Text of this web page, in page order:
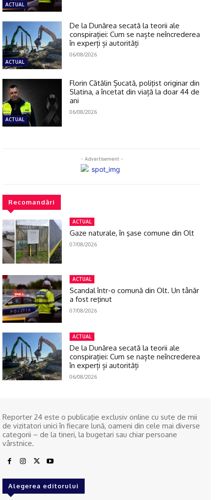
ACTUAL
ACTUAL
De la Dunărea secată la teorii ale
conspirației: Cum se naște neîncrederea
în experți și autorități
06/08/2026
ACTUAL
Florin Cătălin Șucată, poliţist originar din
Slatina, a încetat din viață la doar 44 de
ani
06/08/2026
- Advertisement -
Recomandări
ACTUAL
Gaze naturale, în şase comune din Olt
07/08/2026
ACTUAL
Scandal într-o comună din Olt. Un tânăr
a fost reţinut
07/08/2026
ACTUAL
De la Dunărea secată la teorii ale
conspirației: Cum se naște neîncrederea
în experți și autorități
06/08/2026
Reporter 24 este o publicaţie exclusiv online cu sute de mii
de vizitatori unici în fiecare lună, oameni din cele mai diverse
categorii – de la tineri, la bugetari sau chiar persoane
vârstnice.
Alegerea editorului